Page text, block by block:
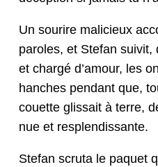
Un sourire mali­cieux
paroles, et Ste­fan suiv­it,
et chargé d’amour, les
hanch­es pen­dant que,
cou­ette glis­sait à terre,
nue et resplendissante.
Ste­fan scru­ta le paquet